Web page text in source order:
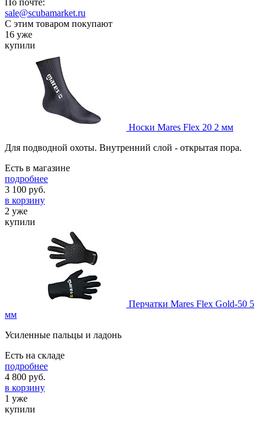
По почте:
sale@scubamarket.ru
С этим товаром покупают
16 уже
купили
Носки Mares Flex 20 2 мм
Для подводной охоты. Внутренний слой - открытая пора.
Есть в магазине
подробнее
3 100 руб.
в корзину
2 уже
купили
Перчатки Mares Flex Gold-50 5
мм
Усиленные пальцы и ладонь
Есть на складе
подробнее
4 800 руб.
в корзину
1 уже
купили